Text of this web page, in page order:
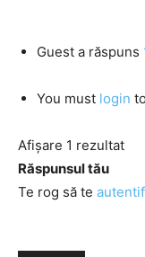
Guest a răspuns
You must login
Afișare 1 rezultat
Răspunsul tău
Te rog să te